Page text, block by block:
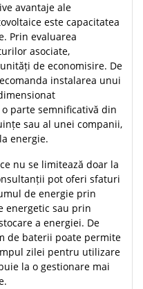
avantaje ale
este capacitatea
Prin evaluarea
asociate,
de economisire. De
instalarea unui
parte semnificativă din
sau al unei companii,
energie.
nu se limitează doar la
pot oferi sfaturi
de energie prin
energetic sau prin
a energiei. De
de baterii poate permite
zilei pentru utilizare
la o gestionare mai